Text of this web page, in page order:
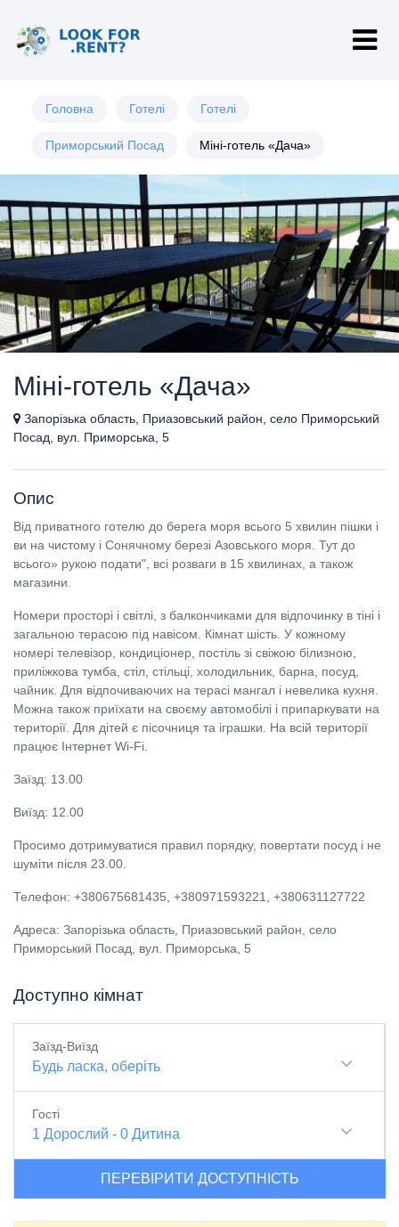
Головна Готелі Готелі
Приморський Посад Міні-готель «Дача»
Міні-готель «Дача»
Запорізька область, Приазовський район, село Приморський
Посад, вул. Приморська, 5
Опис
Від приватного готелю до берега моря всього 5 хвилин пішки і
ви на чистому і Сонячному березі Азовського моря. Тут до
всього» рукою подати", всі розваги в 15 хвилинах, а також
магазини.
Номери просторі і світлі, з балкончиками для відпочинку в тіні і
загальною терасою під навісом. Кімнат шість. У кожному
номері телевізор, кондиціонер, постіль зі свіжою білизною,
приліжкова тумба, стіл, стільці, холодильник, барна, посуд,
чайник. Для відпочиваючих на терасі мангал і невелика кухня.
Можна також приїхати на своєму автомобілі і припаркувати на
території. Для дітей є пісочниця та іграшки. На всій території
працює Інтернет Wi-Fi.
Заїзд: 13.00
Виїзд: 12.00
Просимо дотримуватися правил порядку, повертати посуд і не
шуміти після 23.00.
Телефон: +380675681435, +380971593221, +380631127722
Адреса: Запорізька область, Приазовський район, село
Приморський Посад, вул. Приморська, 5
Доступно кімнат
Заїзд-Виїзд
Будь ласка, оберіть
Гості
1 Дорослий - 0 Дитина
ПЕРЕВІРИТИ ДОСТУПНІСТЬ